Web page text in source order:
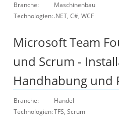
Branche:
Maschinenbau
Technologien:.NET, C#, WCF
Microsoft Team
und Scrum -
Handhabung und
Branche:
Handel
Technologien:TFS, Scrum